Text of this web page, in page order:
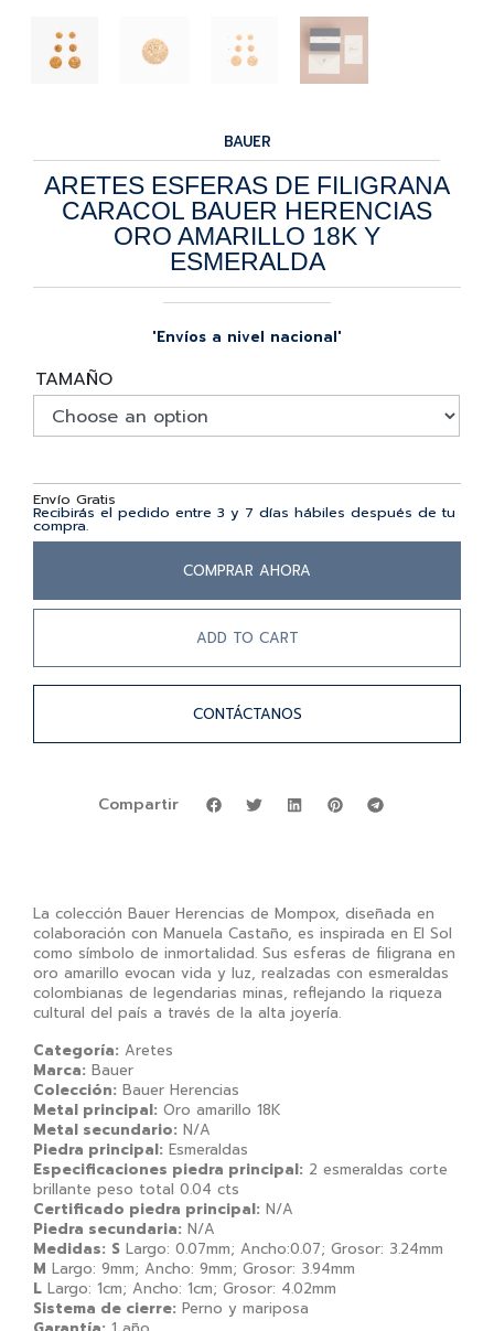
BAUER
ARETES ESFERAS DE FILIGRANA
CARACOL BAUER HERENCIAS
ORO AMARILLO 18K Y
ESMERALDA
'Envíos a nivel nacional'
TAMAÑO
Envío Gratis
Recibirás el pedido entre 3 y 7 días hábiles después de tu
compra.
COMPRAR AHORA
ADD TO CART
CONTÁCTANOS
Compartir
La colección Bauer Herencias de Mompox, diseñada en
colaboración con Manuela Castaño, es inspirada en El Sol
como símbolo de inmortalidad. Sus esferas de filigrana en
oro amarillo evocan vida y luz, realzadas con esmeraldas
colombianas de legendarias minas, reflejando la riqueza
cultural del país a través de la alta joyería.
Categoría: Aretes
Marca: Bauer
Colección: Bauer Herencias
Metal principal: Oro amarillo 18K
Metal secundario: N/A
Piedra principal: Esmeraldas
Especificaciones piedra principal: 2 esmeraldas corte
brillante peso total 0.04 cts
Certificado piedra principal: N/A
Piedra secundaria: N/A
Medidas: S Largo: 0.07mm; Ancho:0.07; Grosor: 3.24mm
M Largo: 9mm; Ancho: 9mm; Grosor: 3.94mm
L Largo: 1cm; Ancho: 1cm; Grosor: 4.02mm
Sistema de cierre: Perno y mariposa